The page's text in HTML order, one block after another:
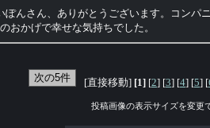
ぽんさん、ありがとうございます。コンパ
おかげで幸せな気持ちでした。
[直接移動] [1] [2] [3] [4] [5] [
投稿画像の表示サイズを変更